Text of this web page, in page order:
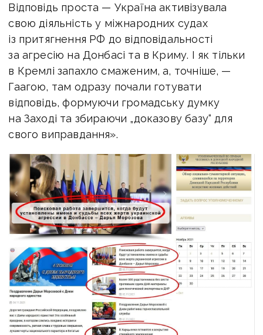
Відповідь проста — Україна активізувала
свою діяльність у міжнародних судах
із притягнення РФ до відповідальності
за агресію на Донбасі та в Криму. І як тільки
в Кремлі запахло смаженим, а, точніше, —
Гаагою, там одразу почали готувати
відповідь, формуючи громадську думку
на Заході та збираючи „доказову базу“ для
свого виправдання».